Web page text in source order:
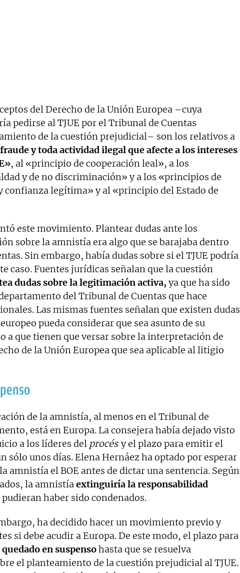
del Derecho de la Unión Europea –cuya
pedirse al TJUE por el Tribunal de Cuentas
de la cuestión prejudicial– son los relativos a
y toda actividad ilegal que afecte a los intereses
, al «principio de cooperación leal», a los
y de no discriminación» y a los «principios de
confianza legítima» y al «principio del Estado de
este movimiento. Plantear dudas ante los
sobre la amnistía era algo que se barajaba dentro
Sin embargo, había dudas sobre si el TJUE podría
caso. Fuentes jurídicas señalan que la cuestión
dudas sobre la legitimación activa, ya que ha sido
del Tribunal de Cuentas que hace
Las mismas fuentes señalan que existen dudas
pueda considerar que sea asunto de su
a que tienen que versar sobre la interpretación de
de la Unión Europea que sea aplicable al litigio
de la amnistía, al menos en el Tribunal de
está en Europa. La consejera había dejado visto
a los líderes del procés y el plazo para emitir el
sólo unos días. Elena Hernáez ha optado por esperar
amnistía el BOE antes de dictar una sentencia. Según
la amnistíaextinguiría la responsabilidad
haber sido condenados.
ha decidido hacer un movimiento previo y
si debe acudir a Europa. De este modo, el plazo para
quedado en suspensohasta que se resuelva
el planteamiento de la cuestión prejudicial al TJUE.